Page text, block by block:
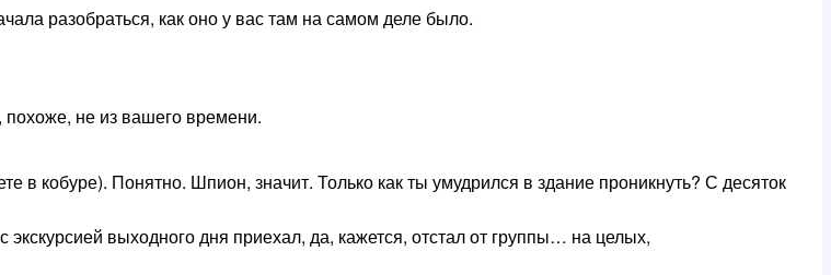
разобраться, как оно у вас там на самом деле было.
не из вашего времени.
в кобуре). Понятно. Шпион, значит. Только как ты умудрился в здание проникнуть? С десяток
экскурсией выходного дня приехал, да, кажется, отстал от группы… на целых,